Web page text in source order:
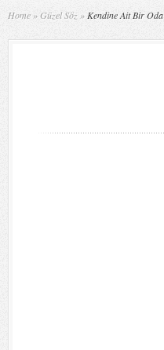
Home »Güzel Söz » Kendine Ait Bir Oda